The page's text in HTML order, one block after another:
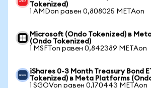
Tokenized)
1 AMDon равен 0,808025 METAon
Microsoft (Ondo Tokenized) в
(Ondo Tokenized)
1 MSFTon равен 0,842389 METAon
iShares 0-3 Month Treasury Bond
Tokenized) в Meta Platforms
1 SGOVon равен 0,170443 METAon